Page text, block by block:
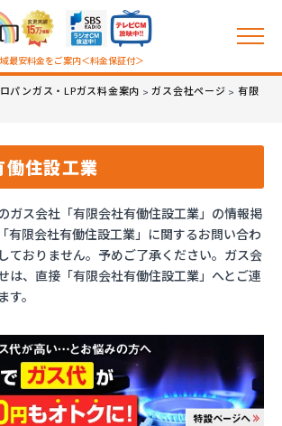
最安料金をご案内＜料金保証付＞
パンガス・LPガス料金案内 >ガス会社ページ > 有限
働住設工業
ガス会社「有限会社有働住設工業」の情報掲
有限会社有働住設工業」に関するお問い合わ
ておりません。予めご了承ください。ガス会
は、直接「有限会社有働住設工業」へとご連
。